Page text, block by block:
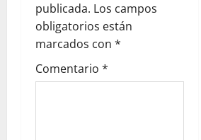
publicada. Los campos
obligatorios están
marcados con *
Comentario *